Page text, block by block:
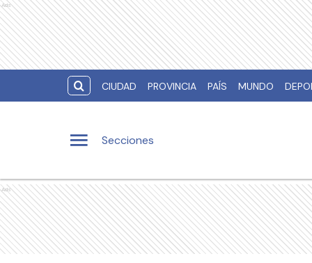
Ads
CIUDAD PROVINCIA PAÍS MUNDO
Secciones
Ads